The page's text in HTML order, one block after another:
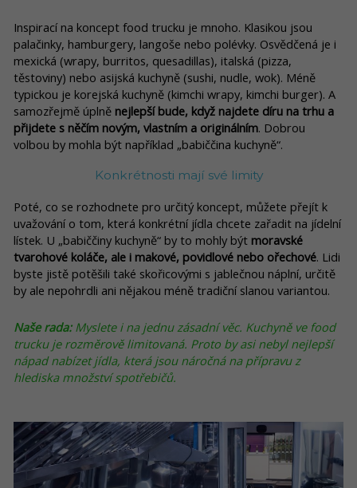
Inspirací na koncept food trucku je mnoho. Klasikou jsou
palačinky, hamburgery, langoše nebo polévky. Osvědčená je i
mexická (wrapy, burritos, quesadillas), italská (pizza,
těstoviny) nebo asijská kuchyně (sushi, nudle, wok). Méně
typickou je korejská kuchyně (kimchi wrapy, kimchi burger). A
samozřejmě úplně nejlepší bude, když najdete díru na trhu a
přijdete s něčím novým, vlastním a originálním. Dobrou
volbou by mohla být například „babiččina kuchyně“.
Konkrétnosti mají své limity
Poté, co se rozhodnete pro určitý koncept, můžete přejít k
uvažování o tom, která konkrétní jídla chcete zařadit na jídelní
lístek. U „babiččiny kuchyně“ by to mohly být moravské
tvarohové koláče, ale i makové, povidlové nebo ořechové. Lidi
byste jistě potěšili také skořicovými s jablečnou náplní, určitě
by ale nepohrdli ani nějakou méně tradiční slanou variantou.
Naše rada:Myslete i na jednu zásadní věc. Kuchyně ve food
trucku je rozměrově limitovaná. Proto by asi nebyl nejlepší
nápad nabízet jídla, která jsou náročná na přípravu z
hlediska množství spotřebičů.